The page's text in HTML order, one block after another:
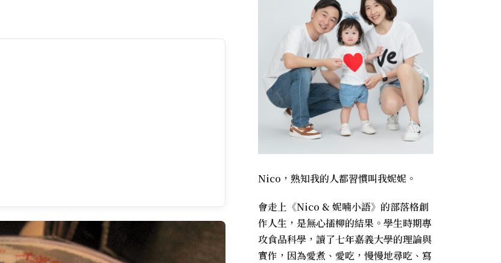
Nico，熟知我的人都習慣叫我妮妮。
會走上《Nico & 妮喃小語》的部落格創
作人生，是無心插柳的結果。學生時期專
攻食品科學，讀了七年嘉義大學的理論與
實作，因為愛煮、愛吃，慢慢地尋吃、寫